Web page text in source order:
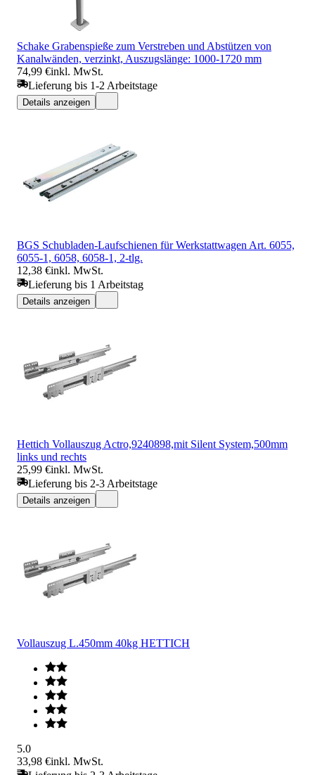
Schake Grabenspieße zum Verstreben und Abstützen von
Kanalwänden, verzinkt, Auszugslänge: 1000-1720 mm
74,99 €inkl. MwSt.
Lieferung bis 1-2 Arbeitstage
Details anzeigen
BGS Schubladen-Laufschienen für Werkstattwagen Art. 6055,
6055-1, 6058, 6058-1, 2-tlg.
12,38 €inkl. MwSt.
Lieferung bis 1 Arbeitstag
Details anzeigen
Hettich Vollauszug Actro,9240898,mit Silent System,500mm
links und rechts
25,99 €inkl. MwSt.
Lieferung bis 2-3 Arbeitstage
Details anzeigen
Vollauszug L.450mm 40kg HETTICH
5.0
33,98 €inkl. MwSt.